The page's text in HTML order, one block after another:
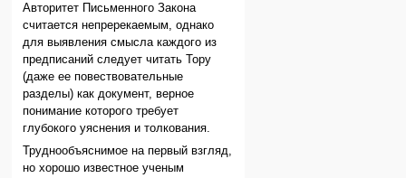
Авторитет Письменного Закона
считается непререкаемым, однако
для выявления смысла каждого из
предписаний следует читать Тору
(даже ее повествовательные
разделы) как документ, верное
понимание которого требует
глубокого уяснения и толкования.
Труднообъяснимое на первый взгляд,
но хорошо известное ученым